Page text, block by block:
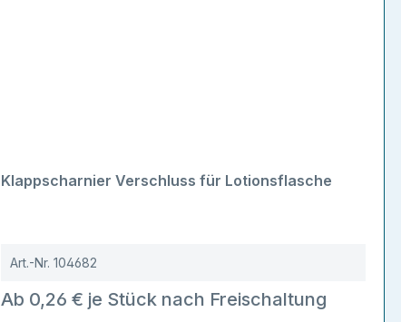
Klappscharnier Verschluss für Lotionsflasche
Art.-Nr. 104682
Ab 0,26 € je Stück nach Freischaltung